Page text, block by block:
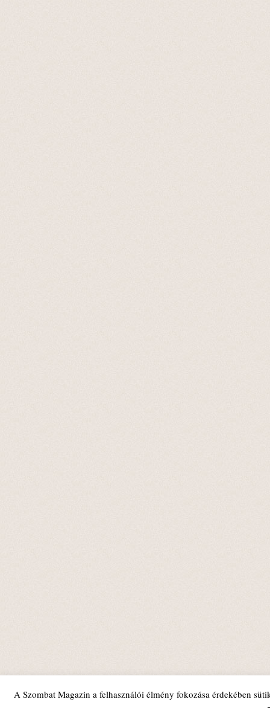
A Szombat Magazin a felhasználói élmény fokozása érdekében